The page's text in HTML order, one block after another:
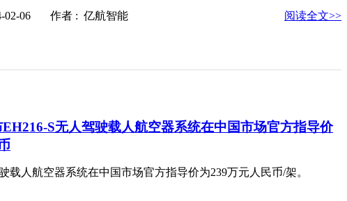
02-06 作者 : 亿航智能 阅读全文>>
S无人驾驶载人航空器系统在中国市场官方指导价
载人航空器系统在中国市场官方指导价为239万元人民币/架。